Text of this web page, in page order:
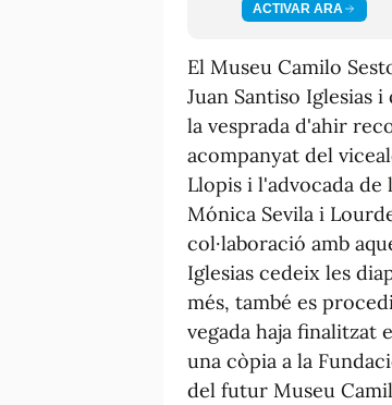
ACTIVAR ARA
El Museu Camilo
Juan Santiso Iglesias
la vesprada d'ahir
acompanyat del
Llopis i l'advocada de
Mónica Sevila i
col·laboració amb
Iglesias cedeix les
més, també es
vegada haja finalitzat
una còpia a la
del futur Museu